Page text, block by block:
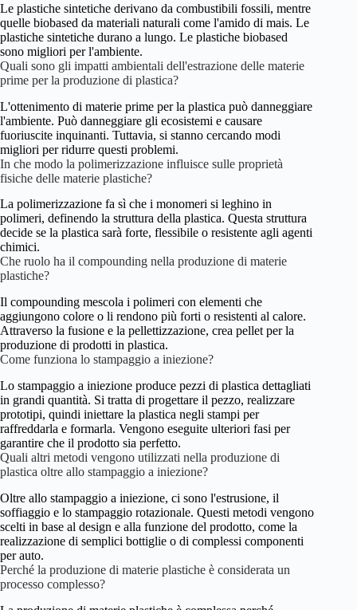
Le plastiche sintetiche derivano da combustibili fossili, mentre
quelle biobased da materiali naturali come l'amido di mais. Le
plastiche sintetiche durano a lungo. Le plastiche biobased
sono migliori per l'ambiente.
Quali sono gli impatti ambientali dell'estrazione delle materie
prime per la produzione di plastica?
L'ottenimento di materie prime per la plastica può danneggiare
l'ambiente. Può danneggiare gli ecosistemi e causare
fuoriuscite inquinanti. Tuttavia, si stanno cercando modi
migliori per ridurre questi problemi.
In che modo la polimerizzazione influisce sulle proprietà
fisiche delle materie plastiche?
La polimerizzazione fa sì che i monomeri si leghino in
polimeri, definendo la struttura della plastica. Questa struttura
decide se la plastica sarà forte, flessibile o resistente agli agenti
chimici.
Che ruolo ha il compounding nella produzione di materie
plastiche?
Il compounding mescola i polimeri con elementi che
aggiungono colore o li rendono più forti o resistenti al calore.
Attraverso la fusione e la pellettizzazione, crea pellet per la
produzione di prodotti in plastica.
Come funziona lo stampaggio a iniezione?
Lo stampaggio a iniezione produce pezzi di plastica dettagliati
in grandi quantità. Si tratta di progettare il pezzo, realizzare
prototipi, quindi iniettare la plastica negli stampi per
raffreddarla e formarla. Vengono eseguite ulteriori fasi per
garantire che il prodotto sia perfetto.
Quali altri metodi vengono utilizzati nella produzione di
plastica oltre allo stampaggio a iniezione?
Oltre allo stampaggio a iniezione, ci sono l'estrusione, il
soffiaggio e lo stampaggio rotazionale. Questi metodi vengono
scelti in base al design e alla funzione del prodotto, come la
realizzazione di semplici bottiglie o di complessi componenti
per auto.
Perché la produzione di materie plastiche è considerata un
processo complesso?